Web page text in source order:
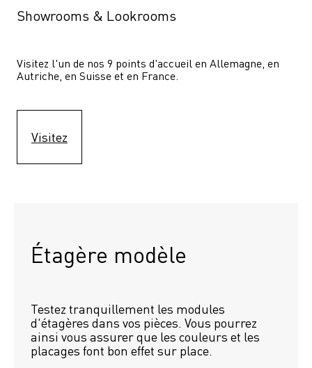
Showrooms & Lookrooms
Visitez l'un de nos 9 points d'accueil en Allemagne, en
Autriche, en Suisse et en France.
Visitez
Étagère modèle
Testez tranquillement les modules
d'étagères dans vos pièces. Vous pourrez
ainsi vous assurer que les couleurs et les
placages font bon effet sur place.